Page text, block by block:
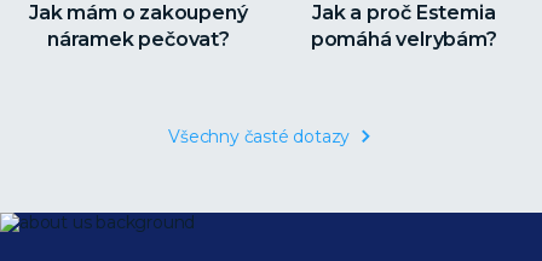
Jak mám o zakoupený
náramek pečovat?
Jak a proč Estemia
pomáhá velrybám?
Všechny časté dotazy